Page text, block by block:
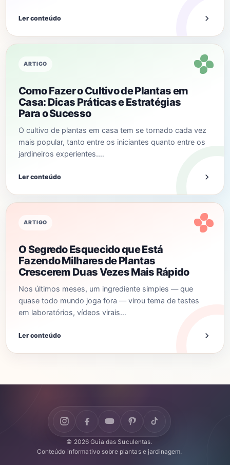
Ler conteúdo
ARTIGO
Como Fazer o Cultivo de Plantas em
Casa: Dicas Práticas e Estratégias
Para o Sucesso
O cultivo de plantas em casa tem se tornado cada vez
mais popular, tanto entre os iniciantes quanto entre os
jardineiros experientes.…
Ler conteúdo
ARTIGO
O Segredo Esquecido que Está
Fazendo Milhares de Plantas
Crescerem Duas Vezes Mais Rápido
Nos últimos meses, um ingrediente simples — que
quase todo mundo joga fora — virou tema de testes
em laboratórios, vídeos virais…
Ler conteúdo
© 2026 Guia das Suculentas.
Conteúdo informativo sobre plantas e jardinagem.